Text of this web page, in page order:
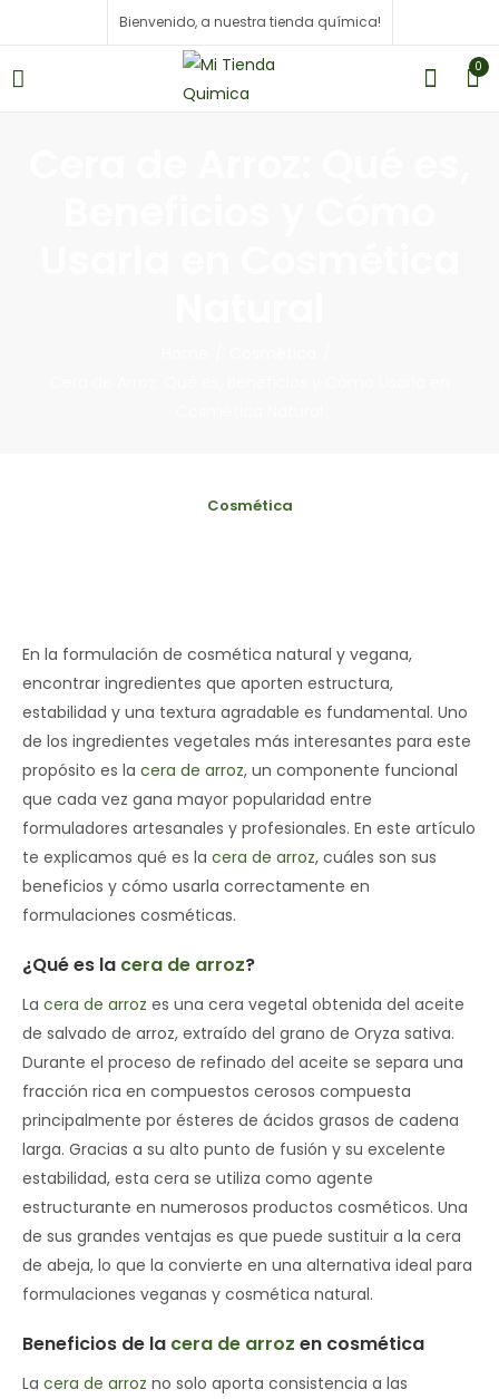
Bienvenido, a nuestra tienda química!
0
Cosmética
En la formulación de cosmética natural y vegana,
encontrar ingredientes que aporten estructura,
estabilidad y una textura agradable es fundamental. Uno
de los ingredientes vegetales más interesantes para este
propósito es la cera de arroz, un componente funcional
que cada vez gana mayor popularidad entre
formuladores artesanales y profesionales. En este artículo
te explicamos qué es la cera de arroz, cuáles son sus
beneficios y cómo usarla correctamente en
formulaciones cosméticas.
¿Qué es la cera de arroz?
La cera de arroz es una cera vegetal obtenida del aceite
de salvado de arroz, extraído del grano de Oryza sativa.
Durante el proceso de refinado del aceite se separa una
fracción rica en compuestos cerosos compuesta
principalmente por ésteres de ácidos grasos de cadena
larga. Gracias a su alto punto de fusión y su excelente
estabilidad, esta cera se utiliza como agente
estructurante en numerosos productos cosméticos. Una
de sus grandes ventajas es que puede sustituir a la cera
de abeja, lo que la convierte en una alternativa ideal para
formulaciones veganas y cosmética natural.
Beneficios de la cera de arroz en cosmética
La cera de arroz no solo aporta consistencia a las